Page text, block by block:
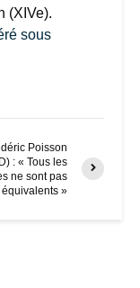
(XIVe).
sous
Poisson
: « Tous les
ne sont pas
équivalents »